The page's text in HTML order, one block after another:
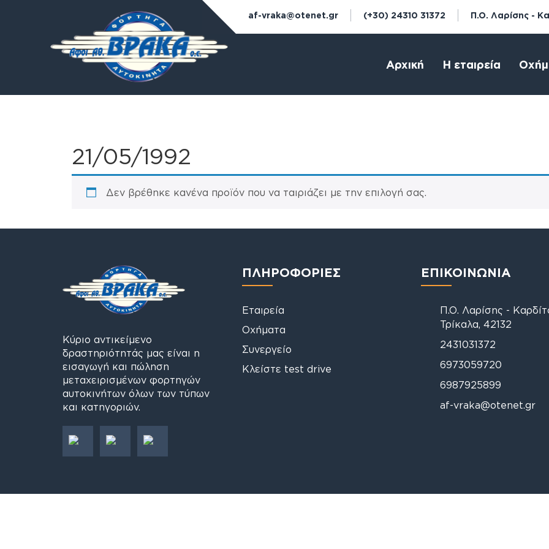
af-vraka@otenet.gr (+30) 24310 31372 Π.Ο. Λαρίσης -
Αρχική Η εταιρεία
21/05/1992
Δεν βρέθηκε κανένα προϊόν που να ταιριάζει με την επιλογή σας.
Κύριο αντικείμενο
δραστηριότητάς μας είναι η
εισαγωγή και πώληση
μεταχειρισμένων φορτηγών
αυτοκινήτων όλων των τύπων
και κατηγοριών.
ΠΛΗΡΟΦΟΡΙΕΣ
Εταιρεία
Οχήματα
Συνεργείο
Κλείστε test drive
ΕΠΙΚΟΙΝΩΝΙΑ
Π.Ο. Λαρίσης -
Τρίκαλα, 42132
2431031372
6973059720
6987925899
af-vraka@otenet.gr